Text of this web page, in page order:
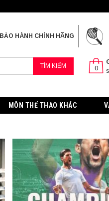
BẢO HÀNH CHÍNH HÃNG
TÌM KIẾM 0
MÔN THỂ THAO KHÁC